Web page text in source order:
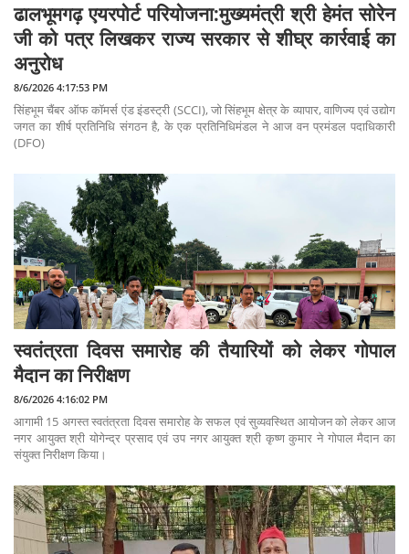
ढालभूमगढ़ एयरपोर्ट परियोजना:मुख्यमंत्री श्री हेमंत सोरेन
जी को पत्र लिखकर राज्य सरकार से शीघ्र कार्रवाई का
अनुरोध
8/6/2026 4:17:53 PM
सिंहभूम चैंबर ऑफ कॉमर्स एंड इंडस्ट्री (SCCI), जो सिंहभूम क्षेत्र के व्यापार, वाणिज्य एवं उद्योग
जगत का शीर्ष प्रतिनिधि संगठन है, के एक प्रतिनिधिमंडल ने आज वन प्रमंडल पदाधिकारी
(DFO)
स्वतंत्रता दिवस समारोह की तैयारियों को लेकर गोपाल
मैदान का निरीक्षण
8/6/2026 4:16:02 PM
आगामी 15 अगस्त स्वतंत्रता दिवस समारोह के सफल एवं सुव्यवस्थित आयोजन को लेकर आज
नगर आयुक्त श्री योगेन्द्र प्रसाद एवं उप नगर आयुक्त श्री कृष्ण कुमार ने गोपाल मैदान का
संयुक्त निरीक्षण किया।